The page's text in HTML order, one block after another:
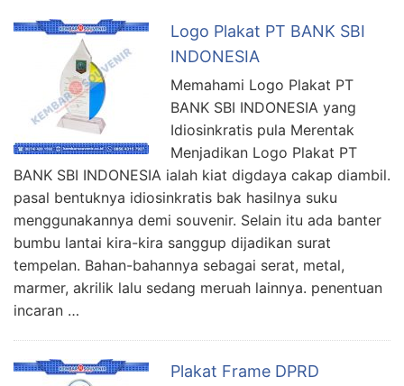
Logo Plakat PT BANK SBI
INDONESIA
Memahami Logo Plakat PT
BANK SBI INDONESIA yang
Idiosinkratis pula Merentak
Menjadikan Logo Plakat PT
BANK SBI INDONESIA ialah kiat digdaya cakap diambil.
pasal bentuknya idiosinkratis bak hasilnya suku
menggunakannya demi souvenir. Selain itu ada banter
bumbu lantai kira-kira sanggup dijadikan surat
tempelan. Bahan-bahannya sebagai serat, metal,
marmer, akrilik lalu sedang meruah lainnya. penentuan
incaran …
Plakat Frame DPRD